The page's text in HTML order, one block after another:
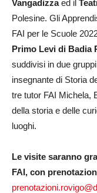
Vangadizzaed il
Polesine. Gli
FAI per le Scuole
Primo Levi di Badia
suddivisi in due
insegnante di Storia
tre tutor FAI Michela,
della storia e delle
luoghi.
Le visite saranno
FAI, con